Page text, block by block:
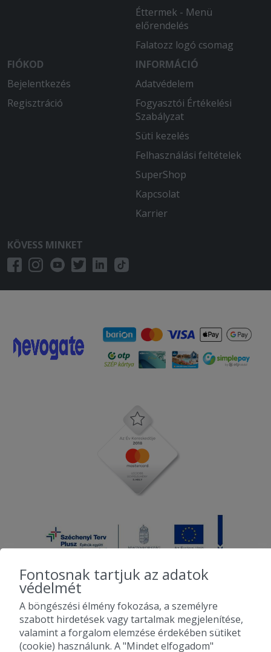
Éttermek - Menü
előrendelés
Falatozz logó csomag
FIÓKOD
Bejelentkezés
Regisztráció
INFORMÁCIÓ
Adatvédelem
Fogyasztói Értékelési
Szabályzat
Süti kezelés
Felhasználási feltételek
SuperShop
Kapcsolat
Karrier
KÖVESS MINKET
2010-2026 Copyright - Falatozz.hu - Diston-line Kft.
Pizza, gyros, hamburger, menük kedvező áron, egy helyen az összes
étterem ajánlata.
Fontosnak tartjuk az adatok
védelmét
A böngészési élmény fokozása, a személyre
szabott hirdetések vagy tartalmak megjelenítése,
valamint a forgalom elemzése érdekében sütiket
(cookie) használunk. A "Mindet elfogadom"